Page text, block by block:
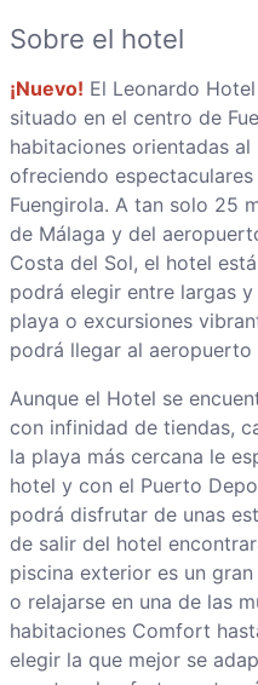
Sobre el hotel
¡Nuevo! El Leonardo
situado en el centro de
habitaciones orientadas
ofreciendo
Fuengirola. A tan solo 25
de Málaga y del
Costa del Sol, el hotel
podrá elegir entre largas
playa o excursiones
podrá llegar al
Aunque el Hotel se
con infinidad de tiendas,
la playa más cercana le
hotel y con el Puerto
podrá disfrutar de unas
de salir del hotel
piscina exterior es un
o relajarse en una de las
habitaciones Comfort
elegir la que mejor se